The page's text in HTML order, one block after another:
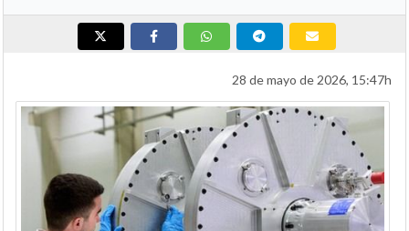
28 de mayo de 2026, 15:47h